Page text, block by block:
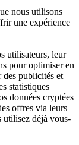
nous utilisons
une expérience
utilisateurs, leur
pour optimiser en
des publicités et
statistiques
données cryptées
offres via leurs
utilisez déjà vous-